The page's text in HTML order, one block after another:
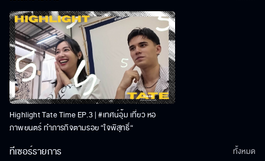
Highlight Tate Time EP.3 | #เทศน์อุ้ม เที่ยว หอ
ภาพยนตร์ ทำภารกิจตามรอย “ใจพิสุทธิ์“
ทีเซอร์รายการ ทั้งหมด